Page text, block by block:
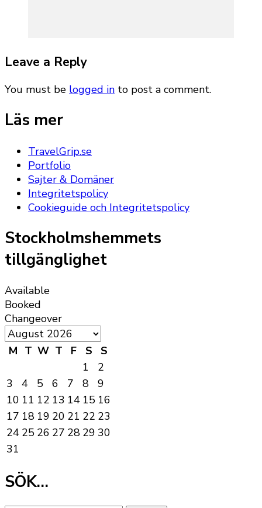
Leave a Reply
You must be logged in to post a comment.
Läs mer
TravelGrip.se
Portfolio
Sajter & Domäner
Integritetspolicy
Cookieguide och Integritetspolicy
Stockholmshemmets
tillgänglighet
Available
Booked
Changeover
M T W T F S
S
1
2
3
4 5 6 7 8
9
10 11 12 13 14 15 16
17 18 19 20 21 22 23
24 25 26 27 28 29 30
31
SÖK…